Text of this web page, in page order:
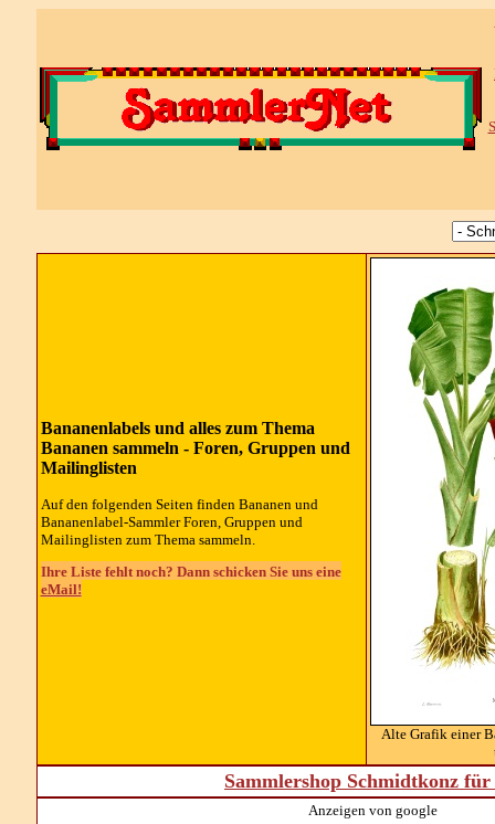
Bananenlabels und alles zum Thema
Bananen sammeln - Foren, Gruppen und
Mailinglisten
Auf den folgenden Seiten finden Bananen und
Bananenlabel-Sammler Foren, Gruppen und
Mailinglisten zum Thema sammeln.
Ihre Liste fehlt noch? Dann schicken Sie uns eine
eMail!
Alte Grafik einer
Sammlershop Schmidtkonz
Anzeigen von google